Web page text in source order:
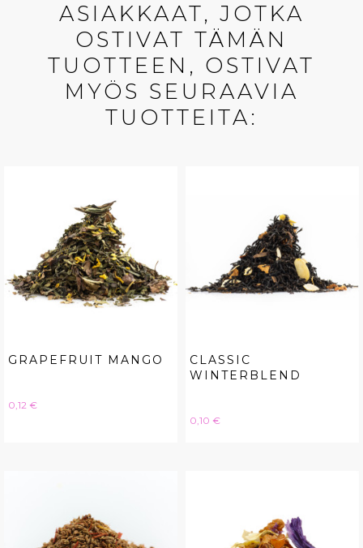
ASIAKKAAT, JOTKA
OSTIVAT TÄMÄN
TUOTTEEN, OSTIVAT
MYÖS SEURAAVIA
TUOTTEITA:
GRAPEFRUIT MANGO
Hinta
0,12 €
CLASSIC
WINTERBLEND
Hinta
0,10 €